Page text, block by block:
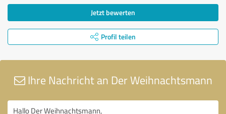
Jetzt bewerten
Profil teilen
Ihre Nachricht an Der Weihnachtsmann